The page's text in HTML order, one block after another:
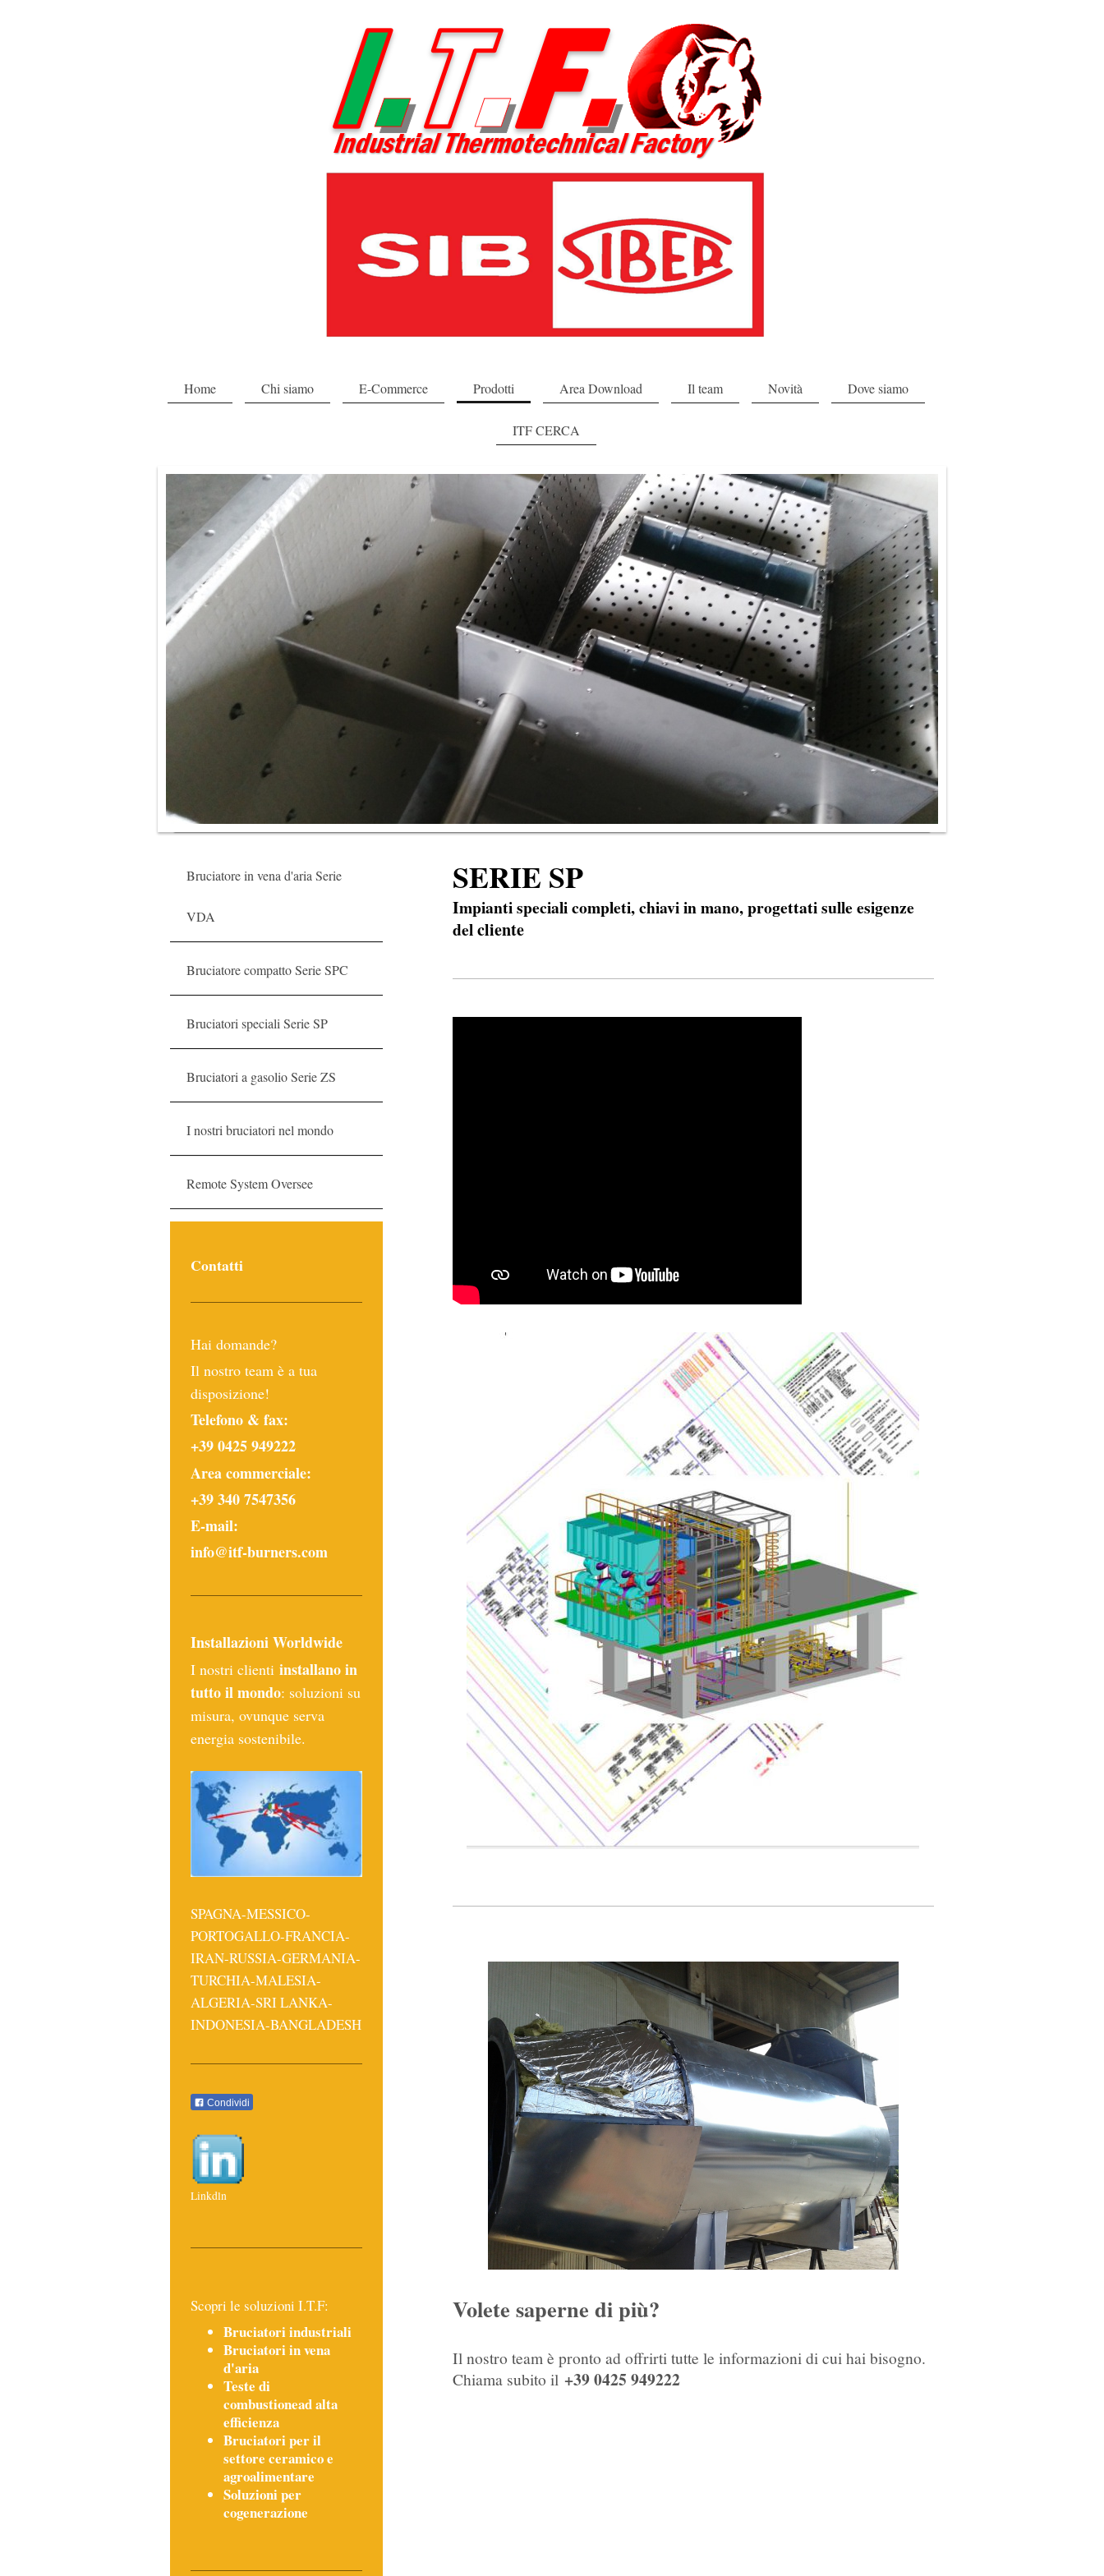
Home Chi siamo E-Commerce Prodotti Area Download Il team Novità Dove siamo
ITF CERCA
SERIE SP
Impianti speciali completi, chiavi in mano, progettati sulle esigenze
delcliente
Volete saperne di più?
Il nostro team è pronto ad offrirti tutte le informazioni di cui hai bisogno.
Chiama subito il +39 0425 949222
Bruciatore in vena d'aria Serie
VDA
Bruciatore compatto Serie SPC
Bruciatori speciali Serie SP
Bruciatori a gasolio Serie ZS
I nostri bruciatori nel mondo
Remote System Oversee
Contatti
Hai domande?
Il nostro team è a tua
disposizione!
Telefono & fax:
+39 0425 949222
Area commerciale:
+39 340 7547356
E-mail:
info@itf-burners.com
Installazioni Worldwide
I nostri clienti installano in
tutto il mondo: soluzioni su
misura, ovunque serva
energia sostenibile.
SPAGNA-MESSICO-
PORTOGALLO-FRANCIA-
IRAN-RUSSIA-GERMANIA-
TURCHIA-MALESIA-
ALGERIA-SRI LANKA-
INDONESIA-BANGLADESH
Condividi
Linkdln
Scopri le soluzioni I.T.F:
Bruciatori industriali
Bruciatori in vena
d'aria
Teste di
combustionead alta
efficienza
Bruciatori per il
settore ceramico e
agroalimentare
Soluzioni per
cogenerazione